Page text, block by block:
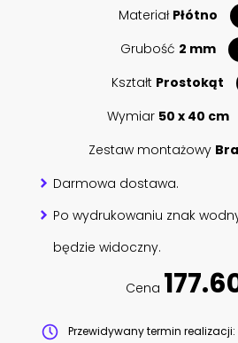
Materiał Płótno
Grubość 2 mm
Kształt Prostokąt
Wymiar 50 x 40 cm
Zestaw montażowy
Darmowa dostawa.
Po wydrukowaniu znak
będzie widoczny.
Cena
Przewidywany termin realizacji: